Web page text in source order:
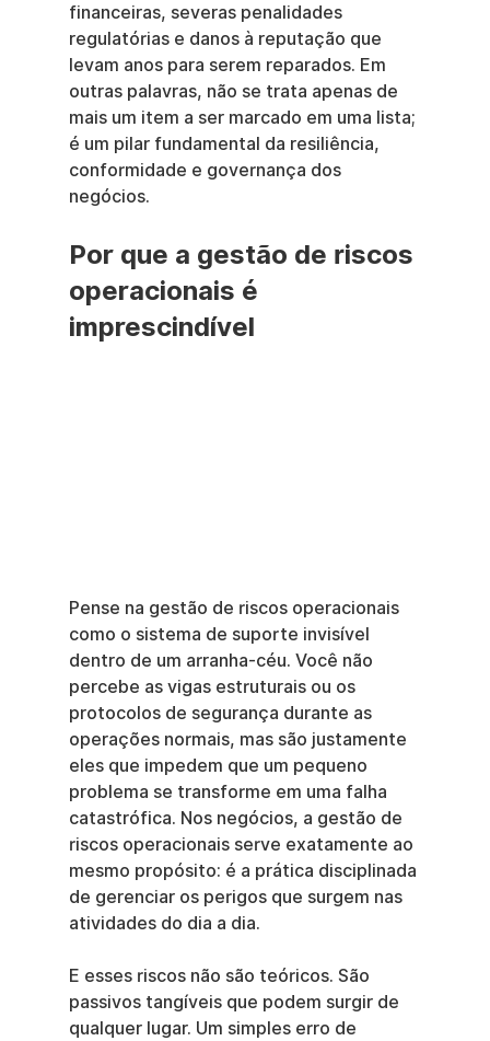
financeiras, severas penalidades
regulatórias e danos à reputação que
levam anos para serem reparados. Em
outras palavras, não se trata apenas de
mais um item a ser marcado em uma lista;
é um pilar fundamental da resiliência,
conformidade e governança dos
negócios.
Por que a gestão de riscos
operacionais é
imprescindível
Pense na gestão de riscos operacionais
como o sistema de suporte invisível
dentro de um arranha-céu. Você não
percebe as vigas estruturais ou os
protocolos de segurança durante as
operações normais, mas são justamente
eles que impedem que um pequeno
problema se transforme em uma falha
catastrófica. Nos negócios, a gestão de
riscos operacionais serve exatamente ao
mesmo propósito: é a prática disciplinada
de gerenciar os perigos que surgem nas
atividades do dia a dia.
E esses riscos não são teóricos. São
passivos tangíveis que podem surgir de
qualquer lugar. Um simples erro de